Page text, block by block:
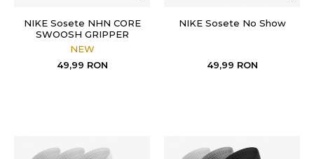
NIKE Sosete NHN CORE
SWOOSH GRIPPER
NEW
49,99 RON
NIKE Sosete No Show
49,99 RON